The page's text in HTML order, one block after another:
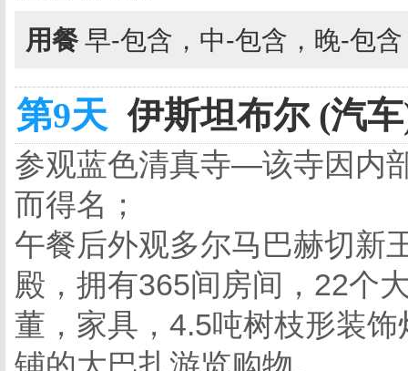
用餐 早-包含，中-包含，晚-包
第9天 伊斯坦布尔 (汽
参观蓝色清真寺—该寺因内
而得名；
午餐后外观多尔马巴赫切新
殿，拥有365间房间，22个
董，家具，4.5吨树枝形装